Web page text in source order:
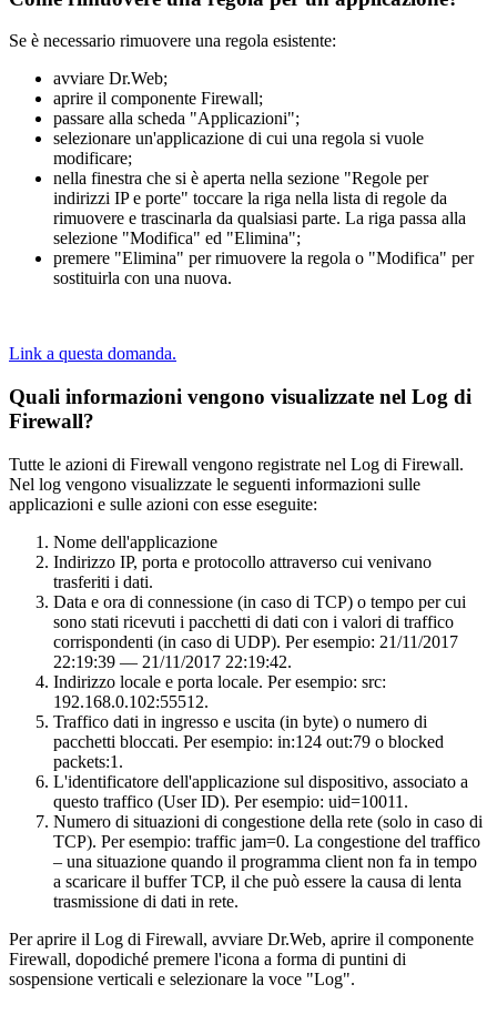
Se è necessario rimuovere una regola esistente:
avviare Dr.Web;
aprire il componente Firewall;
passare alla scheda "Applicazioni";
selezionare un'applicazione di cui una regola si vuole
modificare;
nella finestra che si è aperta nella sezione "Regole per
indirizzi IP e porte" toccare la riga nella lista di regole da
rimuovere e trascinarla da qualsiasi parte. La riga passa alla
selezione "Modifica" ed "Elimina";
premere "Elimina" per rimuovere la regola o "Modifica" per
sostituirla con una nuova.
Link a questa domanda.
Quali informazioni vengono visualizzate nel Log di
Firewall?
Tutte le azioni di Firewall vengono registrate nel Log di Firewall.
Nel log vengono visualizzate le seguenti informazioni sulle
applicazioni e sulle azioni con esse eseguite:
Nome dell'applicazione
Indirizzo IP, porta e protocollo attraverso cui venivano
trasferiti i dati.
Data e ora di connessione (in caso di TCP) o tempo per cui
sono stati ricevuti i pacchetti di dati con i valori di traffico
corrispondenti (in caso di UDP). Per esempio: 21/11/2017
22:19:39 — 21/11/2017 22:19:42.
Indirizzo locale e porta locale. Per esempio: src:
192.168.0.102:55512.
Traffico dati in ingresso e uscita (in byte) o numero di
pacchetti bloccati. Per esempio: in:124 out:79 o blocked
packets:1.
L'identificatore dell'applicazione sul dispositivo, associato a
questo traffico (User ID). Per esempio: uid=10011.
Numero di situazioni di congestione della rete (solo in caso di
TCP). Per esempio: traffic jam=0. La congestione del traffico
– una situazione quando il programma client non fa in tempo
a scaricare il buffer TCP, il che può essere la causa di lenta
trasmissione di dati in rete.
Per aprire il Log di Firewall, avviare Dr.Web, aprire il componente
Firewall, dopodiché premere l'icona a forma di puntini di
sospensione verticali e selezionare la voce "Log".